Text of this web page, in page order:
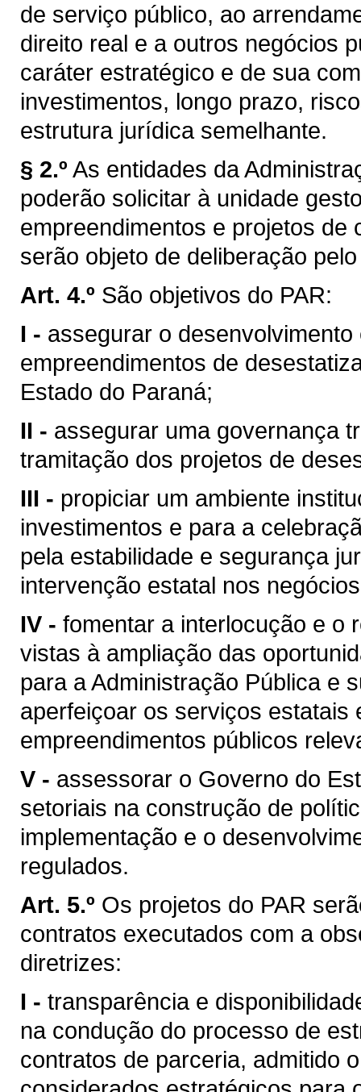
de serviço público, ao
direito real e a outros negócios
caráter estratégico e de sua
investimentos, longo prazo,
estrutura jurídica semelhante.
§ 2.º As entidades da
poderão solicitar à unidade
empreendimentos e projetos de
serão objeto de deliberação
Art. 4.º São objetivos do PAR:
I - assegurar o
empreendimentos de
Estado do Paraná;
II - assegurar uma governança
tramitação dos projetos de
III - propiciar um ambiente
investimentos e para a
pela estabilidade e segurança
intervenção estatal nos
IV - fomentar a interlocução e o
vistas à ampliação das
para a Administração Pública e
aperfeiçoar os serviços estatais
empreendimentos públicos
V - assessorar o Governo do
setoriais na construção de
implementação e o
regulados.
Art. 5.º Os projetos do PAR
contratos executados com a
diretrizes:
I - transparência e
na condução do processo de
contratos de parceria, admitido